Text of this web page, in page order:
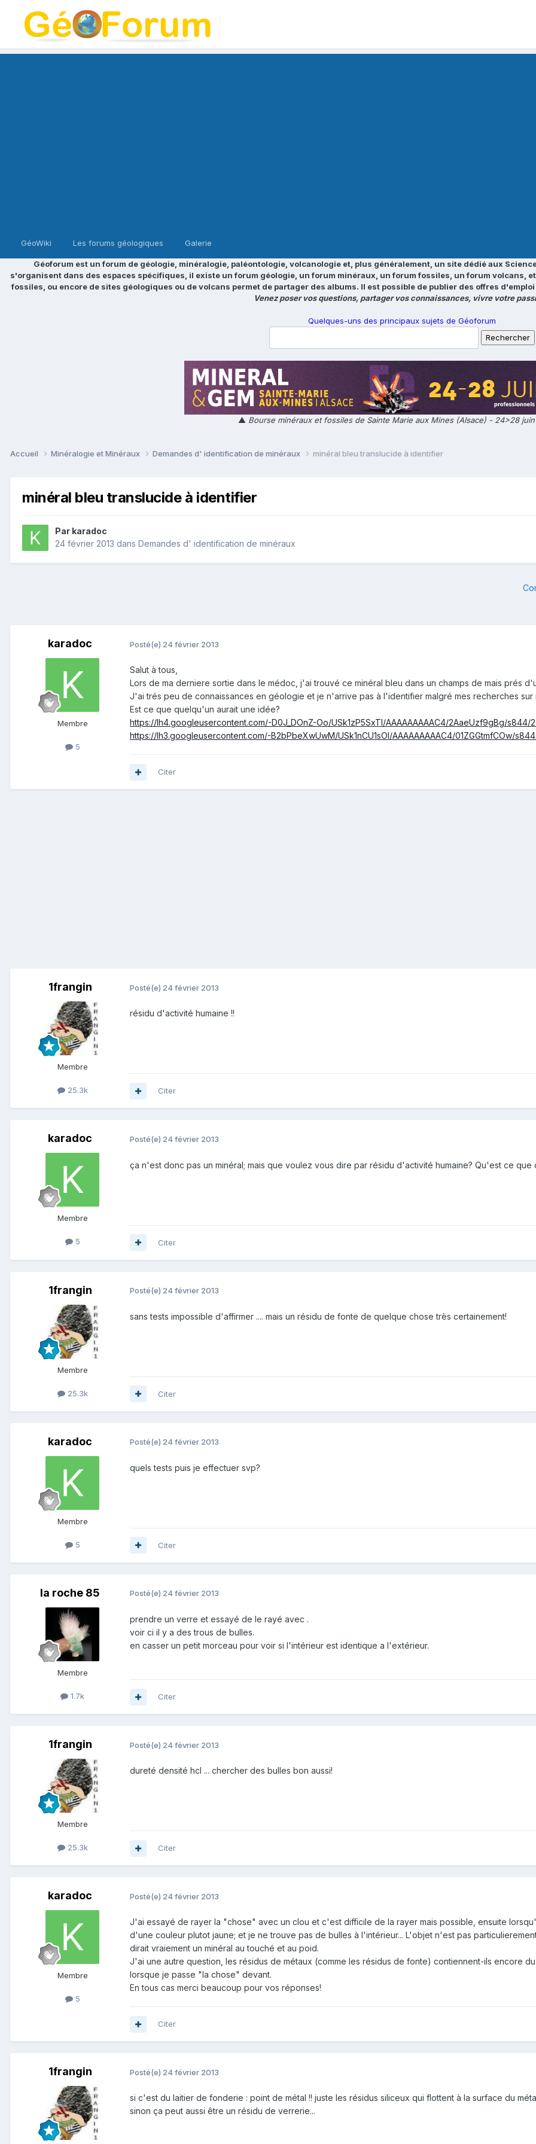
GéoWiki Les forums géologiques Galerie
Géoforum est un forum de géologie, minéralogie, paléontologie, volcanologie et, plus généralement, un site dédié aux
s'organisent dans des espaces spécifiques, il existe un forum géologie, un forum minéraux, un forum fossiles, un forum volcans,
fossiles, ou encore de sites géologiques ou de volcans permet de partager des albums. Il est possible de publier des offres
Venez poser vos questions, partager vos connaissances, vivre votre
Quelques-uns des principaux sujets de Géoforum
▲ Bourse minéraux et fossiles de Sainte Marie aux Mines (Alsace) - 24>28
Accueil Minéralogie et Minéraux Demandes d' identification de minéraux minéral bleu translucide à identifier
minéral bleu translucide à identifier
Par karadoc
24 février 2013 dans Demandes d' identification de minéraux
karadoc
Membre
5
Posté(e) 24 février 2013
Salut à tous,
Lors de ma derniere sortie dans le médoc, j'ai trouvé ce minéral bleu dans un champs de mais prés
J'ai trés peu de connaissances en géologie et je n'arrive pas à l'identifier malgré mes recherches sur
Est ce que quelqu'un aurait une idée?
https://lh4.googleusercontent.com/-D0J_DOnZ-Oo/USk1zP5SxTI/AAAAAAAAAC4/2AaeUzf9gBg/s844/
https://lh3.googleusercontent.com/-B2bPbeXwUwM/USk1nCU1sOI/AAAAAAAAAC4/01ZGGtmfCOw/
Citer
1frangin
Membre
25.3k
Posté(e) 24 février 2013
résidu d'activité humaine !!
Citer
karadoc
Membre
5
Posté(e) 24 février 2013
ça n'est donc pas un minéral; mais que voulez vous dire par résidu d'activité humaine? Qu'est ce que
Citer
1frangin
Membre
25.3k
Posté(e) 24 février 2013
sans tests impossible d'affirmer .... mais un résidu de fonte de quelque chose très certainement!
Citer
karadoc
Membre
5
Posté(e) 24 février 2013
quels tests puis je effectuer svp?
Citer
la roche 85
Membre
1.7k
Posté(e) 24 février 2013
prendre un verre et essayé de le rayé avec .
voir ci il y a des trous de bulles.
en casser un petit morceau pour voir si l'intérieur est identique a l'extérieur.
Citer
1frangin
Membre
25.3k
Posté(e) 24 février 2013
dureté densité hcl ... chercher des bulles bon aussi!
Citer
karadoc
Membre
5
Posté(e) 24 février 2013
J'ai essayé de rayer la "chose" avec un clou et c'est difficile de la rayer mais possible, ensuite
d'une couleur plutot jaune; et je ne trouve pas de bulles à l'intérieur... L'objet n'est pas
dirait vraiement un minéral au touché et au poid.
J'ai une autre question, les résidus de métaux (comme les résidus de fonte) contiennent-ils encore
lorsque je passe "la chose" devant.
En tous cas merci beaucoup pour vos réponses!
Citer
1frangin Posté(e) 24 février 2013
si c'est du laitier de fonderie : point de métal !! juste les résidus siliceux qui flottent à la surface du
sinon ça peut aussi être un résidu de verrerie...